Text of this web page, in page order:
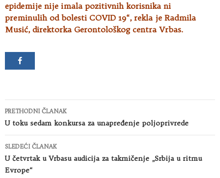
epidemije nije imala pozitivnih korisnika ni
preminulih od bolesti COVID 19“, rekla je Radmila
Musić, direktorka Gerontološkog centra Vrbas.
Kretanje
članaka
PRETHODNI ČLANAK
U toku sedam konkursa za unapređenje poljoprivrede
SLEDEĆI ČLANAK
U četvrtak u Vrbasu audicija za takmičenje „Srbija u ritmu
Evrope“